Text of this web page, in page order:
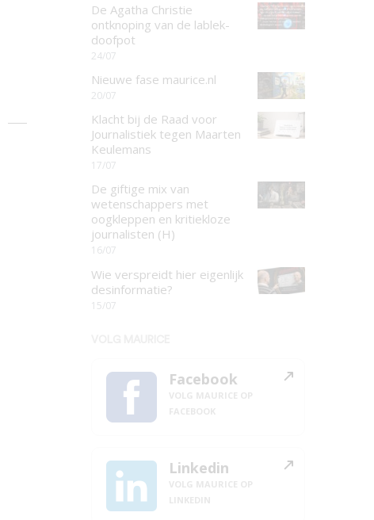
De Agatha Christie
ontknoping van de lablek-
doofpot
24/07
Nieuwe fase maurice.nl
20/07
Klacht bij de Raad voor
Journalistiek tegen Maarten
Keulemans
17/07
De giftige mix van
wetenschappers met
oogkleppen en kritiekloze
journalisten (H)
16/07
Wie verspreidt hier eigenlijk
desinformatie?
15/07
Facebook
Linkedin